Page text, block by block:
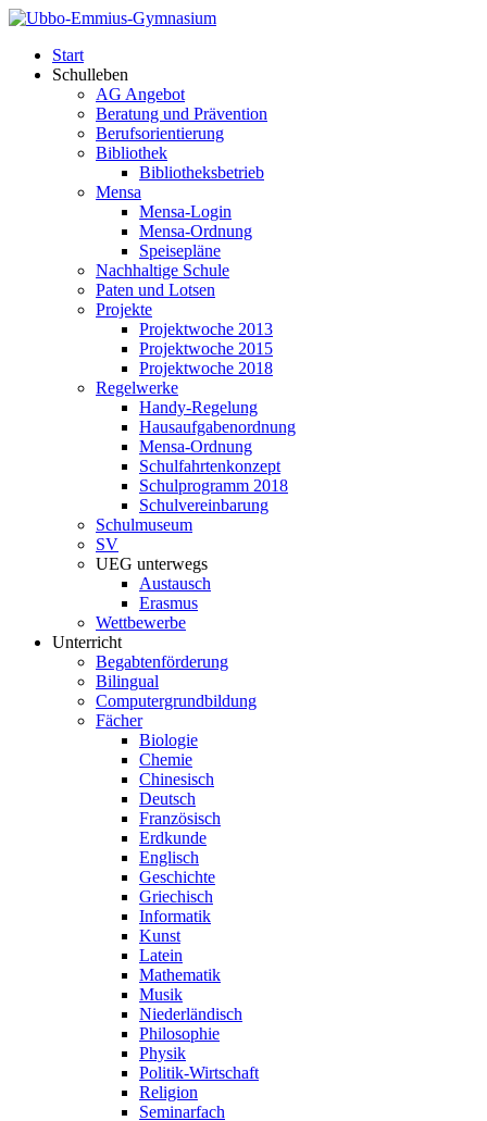
Start
Schulleben
AG Angebot
Beratung und Prävention
Berufsorientierung
Bibliothek
Bibliotheksbetrieb
Mensa
Mensa-Login
Mensa-Ordnung
Speisepläne
Nachhaltige Schule
Paten und Lotsen
Projekte
Projektwoche 2013
Projektwoche 2015
Projektwoche 2018
Regelwerke
Handy-Regelung
Hausaufgabenordnung
Mensa-Ordnung
Schulfahrtenkonzept
Schulprogramm 2018
Schulvereinbarung
Schulmuseum
SV
UEG unterwegs
Austausch
Erasmus
Wettbewerbe
Unterricht
Begabtenförderung
Bilingual
Computergrundbildung
Fächer
Biologie
Chemie
Chinesisch
Deutsch
Französisch
Erdkunde
Englisch
Geschichte
Griechisch
Informatik
Kunst
Latein
Mathematik
Musik
Niederländisch
Philosophie
Physik
Politik-Wirtschaft
Religion
Seminarfach